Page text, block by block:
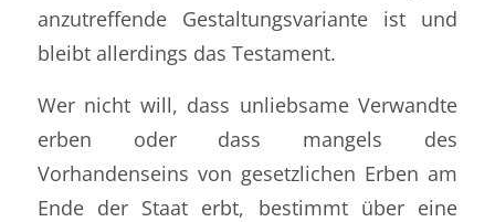
anzutreffende Gestaltungsvariante ist und
bleibt allerdings das Testament.
Wer nicht will, dass unliebsame Verwandte
erben oder dass mangels des
Vorhandenseins von gesetzlichen Erben am
Ende der Staat erbt, bestimmt über eine